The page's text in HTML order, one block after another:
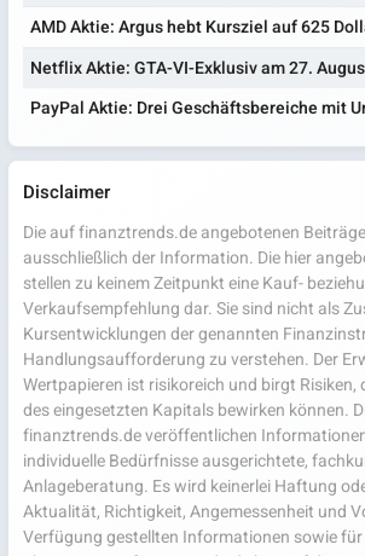
AMD Aktie: Argus hebt Kursziel auf 625
Netflix Aktie: GTA-VI-Exklusiv am 27.
PayPal Aktie: Drei Geschäftsbereiche mit
Disclaimer
Die auf finanztrends.de angebotenen
ausschließlich der Information. Die hier
stellen zu keinem Zeitpunkt eine Kauf-
Verkaufsempfehlung dar. Sie sind nicht als
Kursentwicklungen der genannten
Handlungsaufforderung zu verstehen. Der
Wertpapieren ist risikoreich und birgt Risiken,
des eingesetzten Kapitals bewirken können.
finanztrends.de veröffentlichen
individuelle Bedürfnisse ausgerichtete,
Anlageberatung. Es wird keinerlei Haftung
Aktualität, Richtigkeit, Angemessenheit und
Verfügung gestellten Informationen sowie